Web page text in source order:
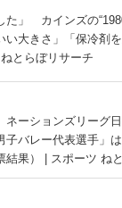
た」 カインズの
大きさ」「保冷剤を
とらぼリサーチ
ネーションズリーグ
子バレー代表選手」
結果） | スポーツ ね